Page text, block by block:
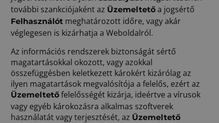
további szankciójaként az Üzemeltető a jogsértő
Felhasználót meghatározott időre, vagy akár
véglegesen is kizárhatja a Weboldalról.
Az információs rendszerek biztonságát sértő
magatartásokkal okozott, vagy azokkal
összefüggésben keletkezett károkért kizárólag az
ilyen magatartások megvalósítója a felelős, ezért az
Üzemeltető felelősségét kizárja, ideértve a vírusok
vagy egyéb károkozásra alkalmas szoftverek
használatát vagy terjesztését, az Üzemeltető